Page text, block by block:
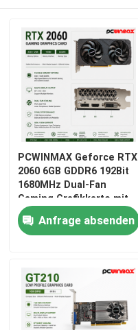
PCWINMAX Geforce RTX
2060 6GB GDDR6 192Bit
1680MHz Dual-Fan
Gaming Grafikkarte mit
HD/DP/DVI auf Lager für
Desktop-Computer
Anfrage absenden